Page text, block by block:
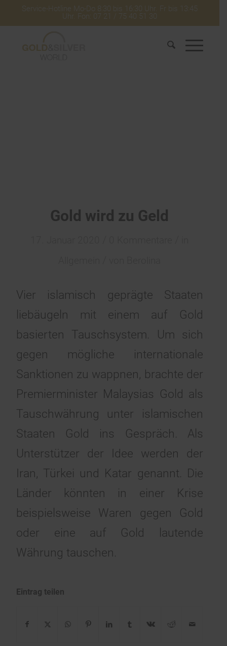
Service-Hotline Mo-Do 8:30 bis 16:30 Uhr. Fr bis 13:45
Uhr. Fon: 07 21 / 75 40 51 30
Gold wird zu Geld
Vier islamisch geprägte Staaten
liebäugeln mit einem auf Gold
basierten Tauschsystem. Um sich
gegen mögliche internationale
Sanktionen zu wappnen, brachte der
Premierminister Malaysias Gold als
Tauschwährung unter islamischen
Staaten Gold ins Gespräch. Als
Unterstützer der Idee werden der
Iran, Türkei und Katar genannt. Die
Länder könnten in einer Krise
beispielsweise Waren gegen Gold
oder eine auf Gold lautende
Währung tauschen.
Eintrag teilen